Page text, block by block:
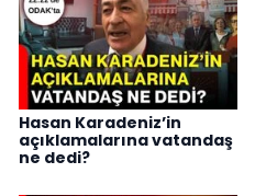
Hasan Karadeniz’in
açıklamalarına vatandaş
ne dedi?